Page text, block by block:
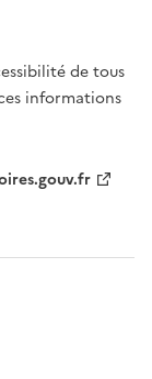
de tous
informations